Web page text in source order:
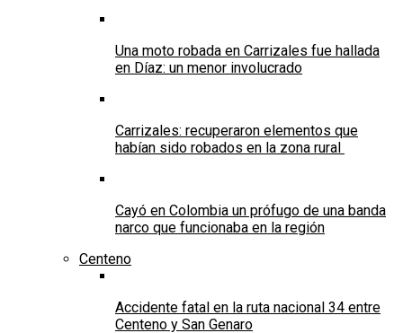
Una moto robada en Carrizales fue hallada
en Díaz: un menor involucrado
Carrizales: recuperaron elementos que
habían sido robados en la zona rural
Cayó en Colombia un prófugo de una banda
narco que funcionaba en la región
Centeno
Accidente fatal en la ruta nacional 34 entre
Centeno y San Genaro